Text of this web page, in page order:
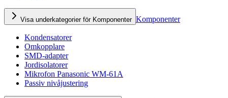
Visa underkategorier för Komponenter Komponenter
Kondensatorer
Omkopplare
SMD-adapter
Jordisolatorer
Mikrofon Panasonic WM-61A
Passiv nivåjustering